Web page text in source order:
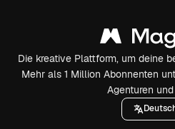
Die kreative Plattform, um deine
Mehr als 1 Million Abonnenten
Agenturen